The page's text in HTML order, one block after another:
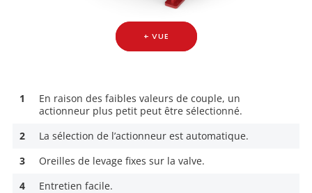
+ VUE
1
En raison des faibles valeurs de couple, un
actionneur plus petit peut être sélectionné.
2
La sélection de l’actionneur est automatique.
3
Oreilles de levage fixes sur la valve.
4
Entretien facile.